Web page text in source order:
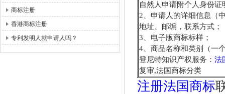
商标注册
香港商标注册
专利发明人就申请人吗？
自然人申请附个人身份证
2、申请人的详细信息（
地址、邮编，联系方式；
3、电子版商标标样；
4、商品名称和类别（一
登尼特知识产权服务： 法
复审,法国商标分类
注册法国商标